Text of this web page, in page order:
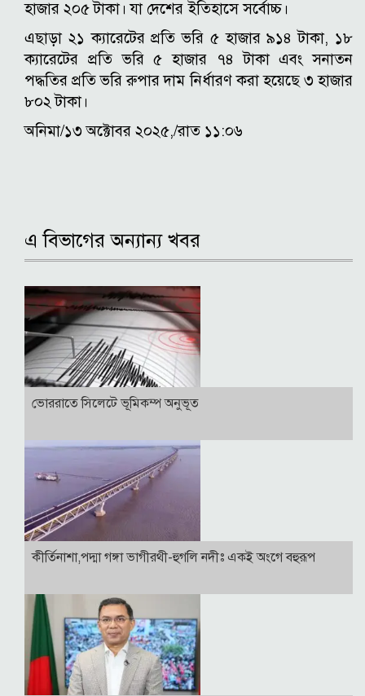
হাজার ২০৫ টাকা। যা দেশের ইতিহাসে সর্বোচ্চ।
এছাড়া ২১ ক্যারেটের প্রতি ভরি ৫ হাজার ৯১৪ টাকা, ১৮
ক্যারেটের প্রতি ভরি ৫ হাজার ৭৪ টাকা এবং সনাতন
পদ্ধতির প্রতি ভরি রুপার দাম নির্ধারণ করা হয়েছে ৩ হাজার
৮০২ টাকা।
অনিমা/১৩ অক্টোবর ২০২৫,/রাত ১১:০৬
এ বিভাগের অন্যান্য খবর
ভোররাতে সিলেটে ভূমিকম্প অনুভূত
কীর্তিনাশা,পদ্মা গঙ্গা ভাগীরথী-হুগলি নদীঃ একই অংগে বহুরূপ